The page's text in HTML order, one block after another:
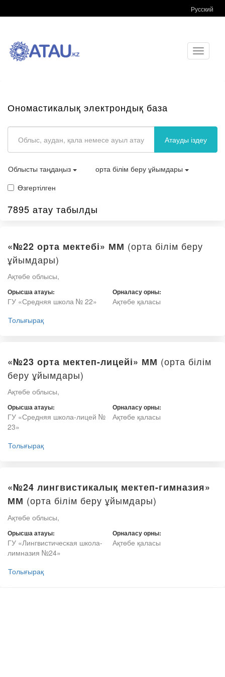
Русский
Toggle
Ономастикалық электрондық база
Атауды іздеу
Облысты таңдаңыз
орта білім беру ұйымдары
Өзгертілген
7895 атау табылды
«№22 орта мектебі» ММ (орта білім беру
ұйымдары)
Ақтөбе облысы,
Орысша атауы:
ГУ «Средняя школа № 22»
Орналасу орны:
Ақтөбе қаласы
Толығырақ
«№23 орта мектеп-лицейі» ММ (орта білім
беру ұйымдары)
Ақтөбе облысы,
Орысша атауы:
ГУ «Средняя школа-лицей №
23»
Орналасу орны:
Ақтөбе қаласы
Толығырақ
«№24 лингвистикалық мектеп-гимназия»
ММ (орта білім беру ұйымдары)
Ақтөбе облысы,
Орысша атауы:
ГУ «Лингвистическая школа-
лимназия №24»
Орналасу орны:
Ақтөбе қаласы
Толығырақ